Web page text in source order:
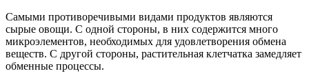
Самыми противоречивыми видами продуктов являются
сырые овощи. С одной стороны, в них содержится много
микроэлементов, необходимых для удовлетворения обмена
веществ. С другой стороны, растительная клетчатка замедляет
обменные процессы.